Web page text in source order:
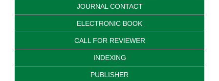
JOURNAL CONTACT
ELECTRONIC BOOK
CALL FOR REVIEWER
INDEXING
PUBLISHER